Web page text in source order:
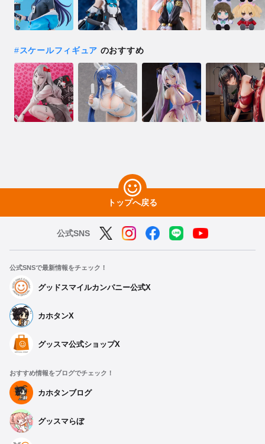
#スケールフィギュア のおすすめ
トップへ戻る
公式SNS
公式SNSで最新情報をチェック！
グッドスマイルカンパニー公式X
カホタンX
グッスマ公式ショップX
おすすめ情報をブログでチェック！
カホタンブログ
グッスマらぼ